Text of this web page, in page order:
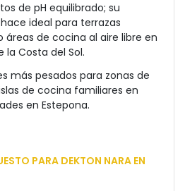
de pH equilibrado; su
ideal para terrazas
áreas de cocina al aire libre en
la Costa del Sol.
más pesados para zonas de
de cocina familiares en
en Estepona.
PARA DEKTON NARA EN